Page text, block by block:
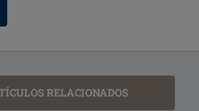
RELACIONADOS